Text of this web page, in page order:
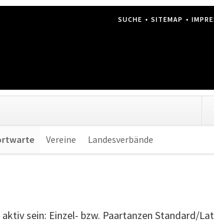
NAVIGATION
SUCHE SITEMAP
Vereine Landesverbände
sein: Einzel- bzw. Paartanzen Standard/